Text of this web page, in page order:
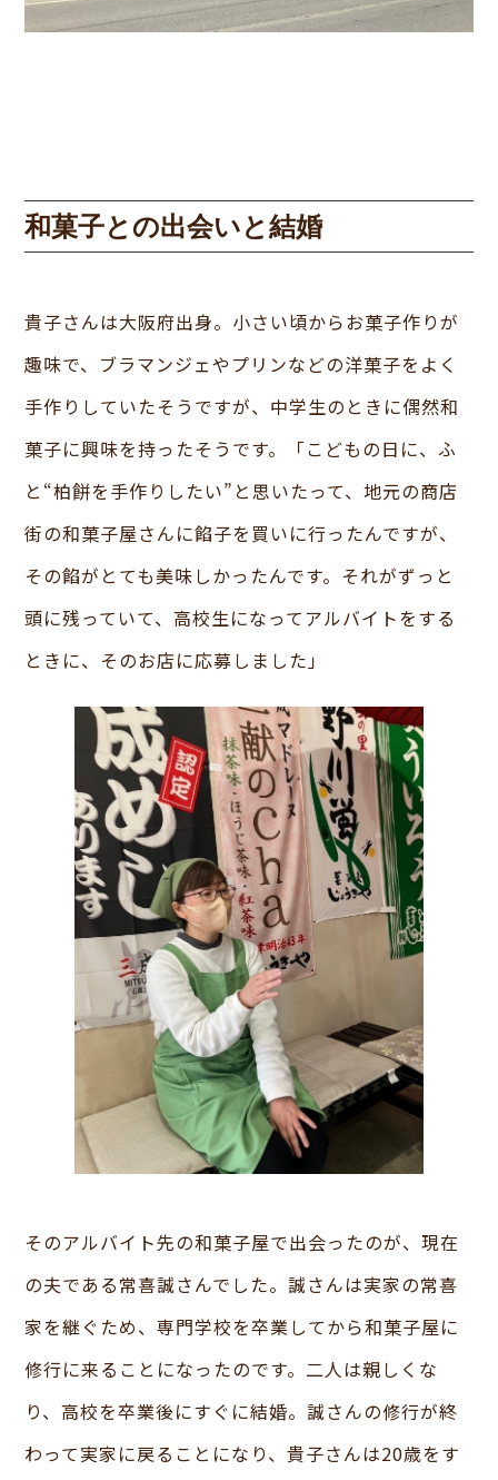
和菓子との出会いと結婚
貴子さんは大阪府出身。小さい頃からお菓子作りが
趣味で、ブラマンジェやプリンなどの洋菓子をよく
手作りしていたそうですが、中学生のときに偶然和
菓子に興味を持ったそうです。「こどもの日に、ふ
と“柏餅を手作りしたい”と思いたって、地元の商店
街の和菓子屋さんに餡子を買いに行ったんですが、
その餡がとても美味しかったんです。それがずっと
頭に残っていて、高校生になってアルバイトをする
ときに、そのお店に応募しました」
そのアルバイト先の和菓子屋で出会ったのが、現在
の夫である常喜誠さんでした。誠さんは実家の常喜
家を継ぐため、専門学校を卒業してから和菓子屋に
修行に来ることになったのです。二人は親しくな
り、高校を卒業後にすぐに結婚。誠さんの修行が終
わって実家に戻ることになり、貴子さんは20歳をす